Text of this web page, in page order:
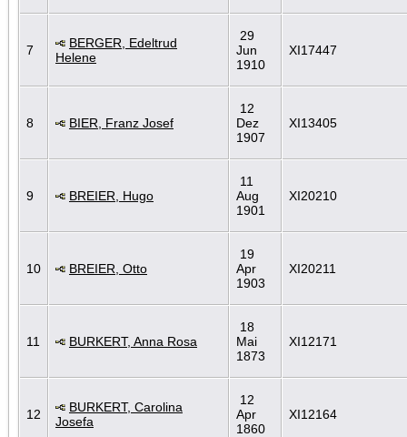
7
BERGER, Edeltrud
Helene
29
Jun
1910
XI17447
8 BIER, Franz Josef
12
Dez
1907
XI13405
9 BREIER, Hugo
11
Aug
1901
XI20210
10 BREIER, Otto
19
Apr
1903
XI20211
11 BURKERT, Anna Rosa
18
Mai
1873
XI12171
12
BURKERT, Carolina
Josefa
12
Apr
1860
XI12164